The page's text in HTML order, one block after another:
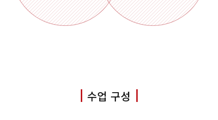
수업 구성